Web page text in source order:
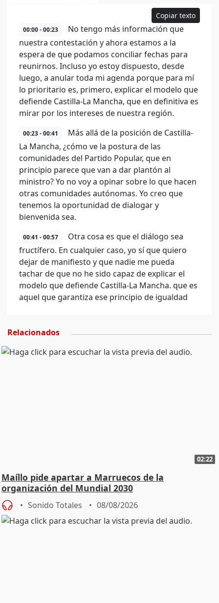
Copiar texto
00:00 - 00:23
No tengo más información que
nuestra contestación y ahora estamos a la
espera de que podamos conciliar fechas para
reunirnos. Incluso yo estoy dispuesto, desde
luego, a anular toda mi agenda porque para mí
lo prioritario es, primero, explicar el modelo que
defiende Castilla-La Mancha, que en definitiva es
mirar por los intereses de nuestra región.
00:23 - 00:41
Más allá de la posición de Castilla-
La Mancha, ¿cómo ve la postura de las
comunidades del Partido Popular, que en
principio parece que van a dar plantón al
ministro? Yo no voy a opinar sobre lo que hacen
otras comunidades autónomas. Yo creo que
tenemos la oportunidad de dialogar y
bienvenida sea.
00:41 - 00:57
Otra cosa es que el diálogo sea
fructífero. En cualquier caso, yo sí que quiero
dejar de manifiesto y que nadie me pueda
tachar de que no he sido capaz de explicar el
modelo que defiende Castilla-La Mancha. que es
aquel que garantiza ese principio de igualdad
Relacionados
02:22
Maíllo pide apartar a Marruecos de la
organización del Mundial 2030
Sonido Totales 08/08/2026